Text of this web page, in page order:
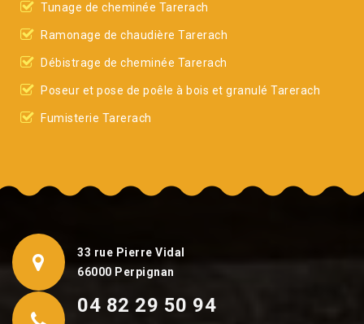
Tunage de cheminée Tarerach
Ramonage de chaudière Tarerach
Débistrage de cheminée Tarerach
Poseur et pose de poêle à bois et granulé Tarerach
Fumisterie Tarerach
33 rue Pierre Vidal
66000 Perpignan
04 82 29 50 94